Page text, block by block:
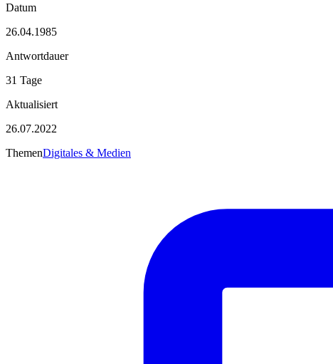
Datum
26.04.1985
Antwortdauer
31 Tage
Aktualisiert
26.07.2022
ThemenDigitales & Medien